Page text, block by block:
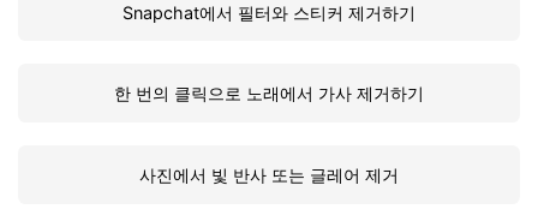
Snapchat에서 필터와 스티커 제거하기
한 번의 클릭으로 노래에서 가사 제거하기
사진에서 빛 반사 또는 글레어 제거